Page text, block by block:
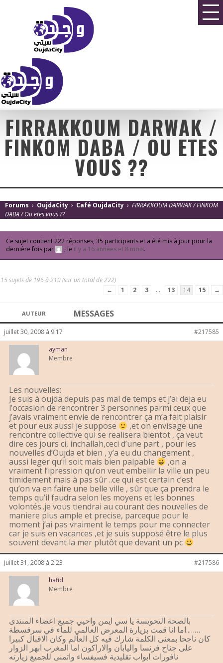
FIRRAKKOUM DARWAK /
FINKOM DABA / OU ETES
VOUS ??
Forums › OujdaCity › Café OujdaCity › FIRRAKKOUM DARWAK / FINKOM
DABA / Ou etes vous ??
Ce sujet contient 222 réponses, 35 participants et a été mis à jour pour la
dernière fois par
, le il y a 16 années et 8 mois.
15 sujets de 196 à 210 (sur un total de 222)
←
1 2 3 … 13 14 15 →
AUTEUR MESSAGES
juillet 30, 2008 à 9:17 #217585
ayman
Membre
Les nouvelles:
Je suis à oujda depuis pas mal de temps et j’ai deja eu
l’occasion de rencontrer 3 personnes parmi ceux que
j’avais vraiment envie de rencontrer ça m’a fait plaisir
et pour eux aussi je suppose
,et on envisage une
rencontre collective qui se realisera bientot , ça veut
dire ces jours ci, inchallah,ceci d’une part , pour les
nouvelles d’Oujda et bien , y’a eu du changement ,
aussi leger qu’il soit mais bien palpable
,on a
vraiment l’ipression qu’on veut embellir la ville un peu
timidement mais à pas sûr ..ce qui est certain c’est
qu’on va en faire une belle ville , sûr que ça prendra le
temps qu’il faudra selon les moyens et les bonnes
volontés..je vous tiendrai au courant des nouvelles de
maniere plus ample et precise, parceque pour le
moment j’ai pas vraiment le temps pour me connecter
car je suis en vacances ,et je suis supposé être le plus
souvent devant la mer plutôt que devant un pc
juillet 31, 2008 à 2:23 #217586
hafid
Membre
بالصحة التحويسة يا سي ايمن واحيي جميع اعضاء المنتدى
……..اما انا قمت بزيارة المعرض العالمي للماء في سرقسطة
كان ناجحا بمعنى الكلمة شارك فيه كل العالم وكان الاقبال كبيرا
على جناح فرنسا واليابان والاراكون اما المغرب ابهر الزوار
نافورات ابواب تقليدية فسيفساء واتمنى للجميع زيارته